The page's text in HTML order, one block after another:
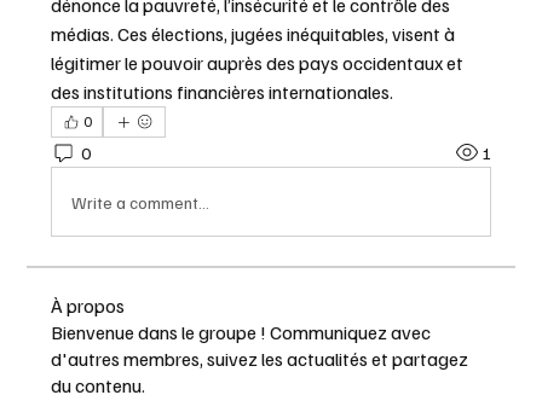
dénonce la pauvreté, l’insécurité et le contrôle des
médias. Ces élections, jugées inéquitables, visent à
légitimer le pouvoir auprès des pays occidentaux et
des institutions financières internationales.
0
0 1
Write a comment...
À propos
Bienvenue dans le groupe ! Communiquez avec
d'autres membres, suivez les actualités et partagez
du contenu.